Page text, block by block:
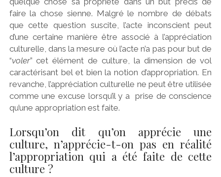
faire la chose sienne. Malgré le nombre de débats
que cette question suscite, l’acte inconscient peut
d’une certaine manière être associé à l’appréciation
culturelle, dans la mesure où l’acte n’a pas pour but de
“voler” cet élément de culture, la dimension de vol
caractérisant bel et bien la notion d’appropriation. En
revanche, l’appréciation culturelle ne peut être utilisée
comme une excuse lorsqu’il y a prise de conscience
qu’une appropriation est faite.
Lorsqu’on dit qu’on apprécie une
culture, n’apprécie-t-on pas en réalité
l’appropriation qui a été faite de cette
culture ?